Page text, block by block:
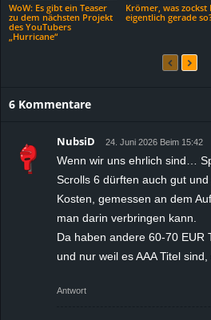
WoW: Es gibt ein Teaser
zu dem nächsten Projekt
des YouTubers
„Hurricane“
Krömer, was zockst
eigentlich gerade
6 Kommentare
NubsiD 24. Juni 2026 Beim 15:42
Wenn wir uns ehrlich sind…
Scrolls 6 dürften auch gut
Kosten, gemessen an dem
man darin verbringen kann.
Da haben andere 60-70 EUR
und nur weil es AAA Titel
Antwort